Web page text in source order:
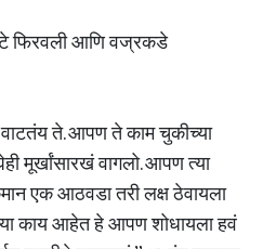
फिरवली आणि वज्रकडे
ते. आपण ते काम चुकीच्या
मूर्खांसारखं वागलो. आपण त्या
एक आठवडा तरी लक्ष ठेवायला
काय आहेत हे आपण शोधायला हवं